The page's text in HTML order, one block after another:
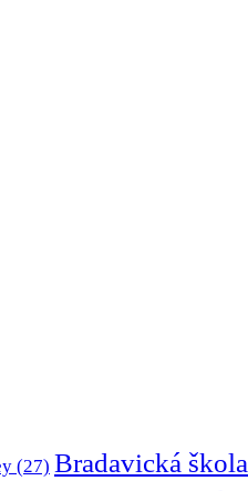
(27) Bradavická škola